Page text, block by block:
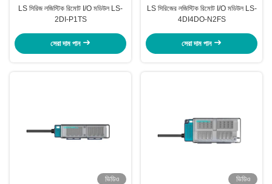
LS সিরিজ লজিস্টিক রিমোট I/O মডিউল LS-
2DI-P1TS
সেরা দাম পান
LS সিরিজের লজিস্টিক রিমোট I/O মডিউল LS-
4DI4DO-N2FS
সেরা দাম পান
ভিডিও
ভিডিও